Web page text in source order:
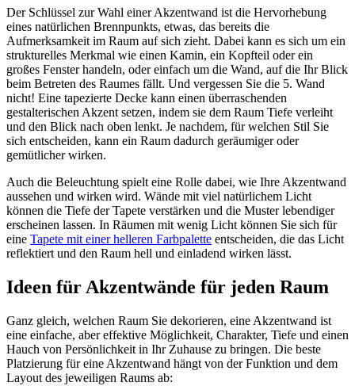
Der Schlüssel zur Wahl einer Akzentwand ist die Hervorhebung
eines natürlichen Brennpunkts, etwas, das bereits die
Aufmerksamkeit im Raum auf sich zieht. Dabei kann es sich um ein
strukturelles Merkmal wie einen Kamin, ein Kopfteil oder ein
großes Fenster handeln, oder einfach um die Wand, auf die Ihr Blick
beim Betreten des Raumes fällt. Und vergessen Sie die 5. Wand
nicht! Eine tapezierte Decke kann einen überraschenden
gestalterischen Akzent setzen, indem sie dem Raum Tiefe verleiht
und den Blick nach oben lenkt. Je nachdem, für welchen Stil Sie
sich entscheiden, kann ein Raum dadurch geräumiger oder
gemütlicher wirken.
Auch die Beleuchtung spielt eine Rolle dabei, wie Ihre Akzentwand
aussehen und wirken wird. Wände mit viel natürlichem Licht
können die Tiefe der Tapete verstärken und die Muster lebendiger
erscheinen lassen. In Räumen mit wenig Licht können Sie sich für
eine Tapete mit einer helleren Farbpalette entscheiden, die das Licht
reflektiert und den Raum hell und einladend wirken lässt.
Ideen für Akzentwände für jeden Raum
Ganz gleich, welchen Raum Sie dekorieren, eine Akzentwand ist
eine einfache, aber effektive Möglichkeit, Charakter, Tiefe und einen
Hauch von Persönlichkeit in Ihr Zuhause zu bringen. Die beste
Platzierung für eine Akzentwand hängt von der Funktion und dem
Layout des jeweiligen Raums ab: